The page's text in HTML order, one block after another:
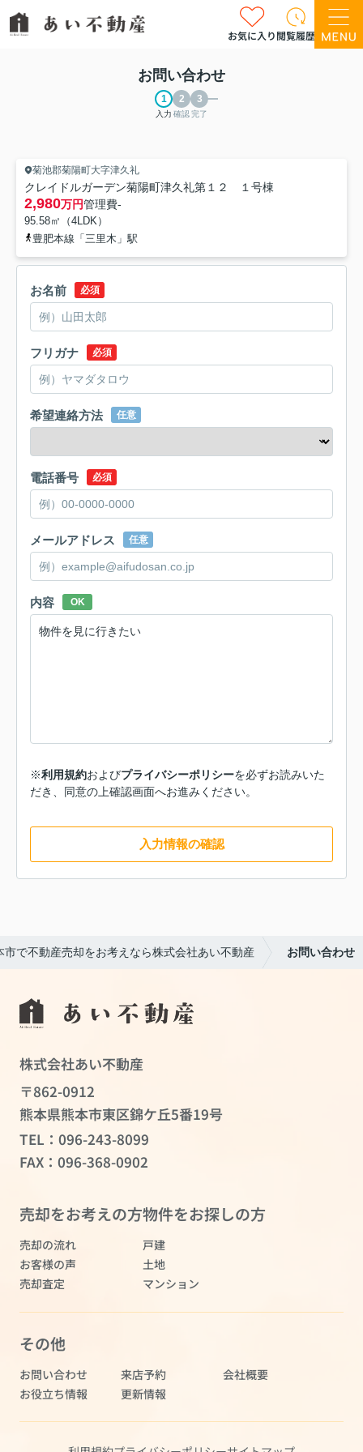
お気に入り閲覧履歴
お問い合わせ
入力 確認完了
菊池郡菊陽町大字津久礼
クレイドルガーデン菊陽町津久礼第１２ １号棟
2,980万円管理費-
95.58㎡（4LDK）
豊肥本線「三里木」駅
お名前 必須
フリガナ 必須
希望連絡方法 任意
電話番号 必須
メールアドレス 任意
内容 OK
※利用規約およびプライバシーポリシーを必ずお読みいた
だき、同意の上確認画面へお進みください。
入力情報の確認
市で不動産売却をお考えなら株式会社あい不動産 お問い合わせ
株式会社あい不動産
〒862-0912
熊本県熊本市東区錦ケ丘5番19号
TEL： 096-243-8099
FAX：096-368-0902
売却をお考えの方
売却の流れ
お客様の声
売却査定
物件をお探しの方
戸建
土地
マンション
その他
お問い合わせ 来店予約
会社概要
お役立ち情報
更新情報